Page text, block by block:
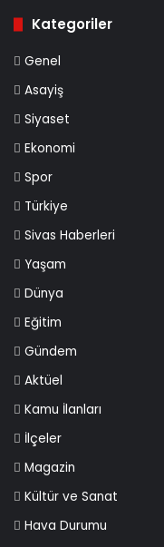
Kategoriler
Genel
Asayiş
Siyaset
Ekonomi
Spor
Türkiye
Sivas Haberleri
Yaşam
Dünya
Eğitim
Gündem
Aktüel
Kamu İlanları
İlçeler
Magazin
Kültür ve Sanat
Hava Durumu